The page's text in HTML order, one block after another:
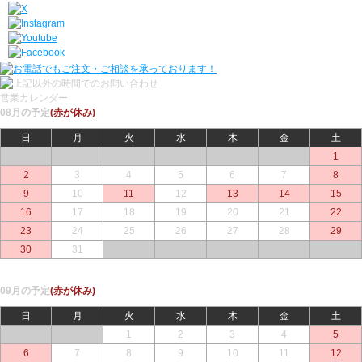
営業カレンダー
08月の予定(赤が休み)
日 月 火 水 木 金
土
1
2
3 4 5 6 7
8
9
10 11 12 13 14
15
16
17 18 19 20 21
22
23
24 25 26 27 28
29
30
31
09月の予定(赤が休み)
日 月 火 水 木 金
土
1 2 3 4
5
6
7 8 9 10 11 12